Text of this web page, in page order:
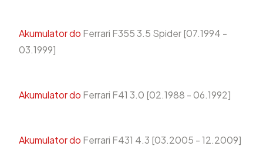
Akumulator do Ferrari F355 3.5 Spider [07.1994 -
03.1999]
Akumulator do Ferrari F41 3.0 [02.1988 - 06.1992]
Akumulator do Ferrari F431 4.3 [03.2005 - 12.2009]